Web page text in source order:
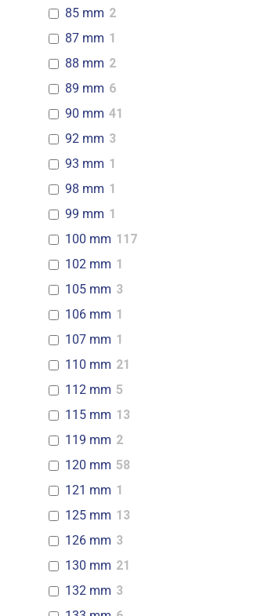
85 mm 2
87 mm 1
88 mm 2
89 mm 6
90 mm 41
92 mm 3
93 mm 1
98 mm 1
99 mm 1
100 mm 117
102 mm 1
105 mm 3
106 mm 1
107 mm 1
110 mm 21
112 mm 5
115 mm 13
119 mm 2
120 mm 58
121 mm 1
125 mm 13
126 mm 3
130 mm 21
132 mm 3